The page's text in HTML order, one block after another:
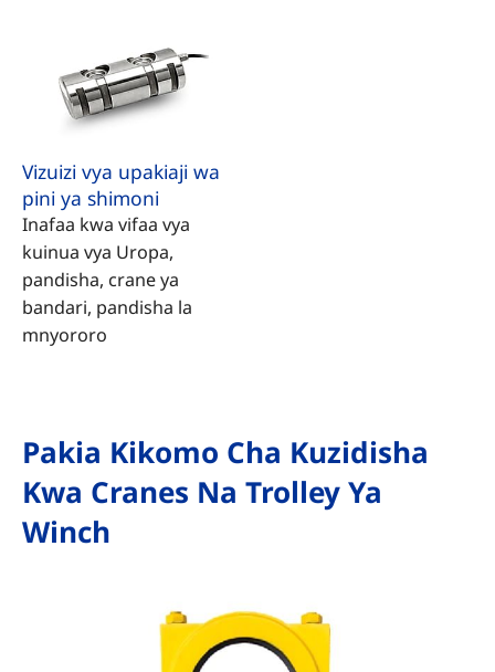
Vizuizi vya upakiaji wa
pini ya shimoni
Inafaa kwa vifaa vya
kuinua vya Uropa,
pandisha, crane ya
bandari, pandisha la
mnyororo
Pakia Kikomo Cha Kuzidisha
Kwa Cranes Na Trolley Ya
Winch